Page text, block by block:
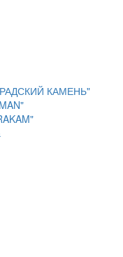
КАМЕНЬ"